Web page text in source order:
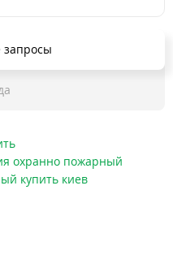
охранно пожарный
купить киев